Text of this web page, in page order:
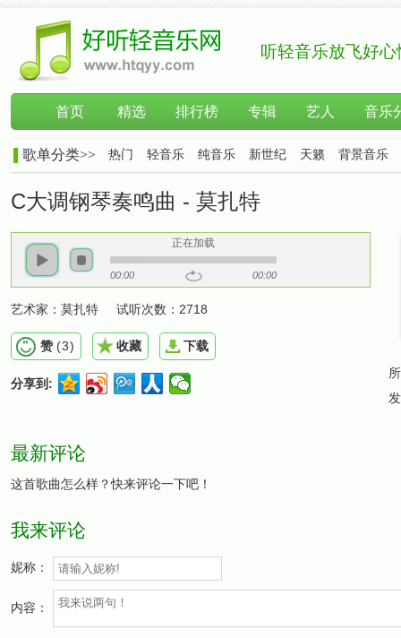
听轻音乐放飞好心
首页 精选 排行榜 专辑 艺人 音乐
歌单分类>> 热门 轻音乐 纯音乐 新世纪 天籁 背景音乐
C大调钢琴奏鸣曲 - 莫扎特
正在加载
00:00 00:00
艺术家： 莫扎特 试听次数： 2718
赞 (3) 收藏 下载
分享到:
最新评论
这首歌曲怎么样？快来评论一下吧！
我来评论
妮称：
内容：